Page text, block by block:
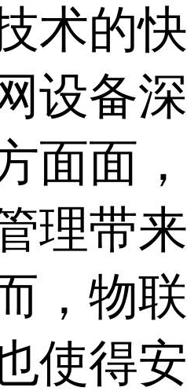
术的
设备
面面
理带
，物
使得